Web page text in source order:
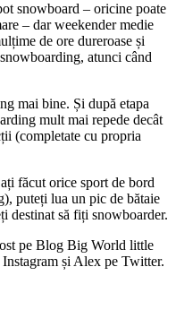
snowboard – oricine poate
– dar weekender medie
de ore dureroase și
atunci când
mai bine. Și după etapa
mult mai repede decât
(completate cu propria
făcut orice sport de bord
puteți lua un pic de bătaie
destinat să fiți snowboarder.
pe Blog Big World little
și Alex pe Twitter.